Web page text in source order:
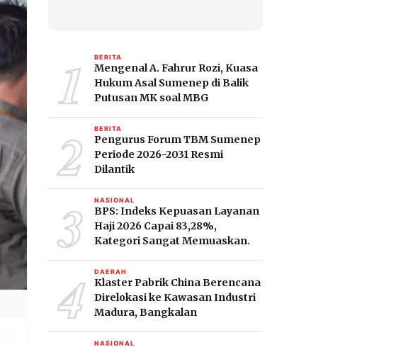
1 BERITA
Mengenal A. Fahrur Rozi, Kuasa
Hukum Asal Sumenep di Balik
Putusan MK soal MBG
2 BERITA
Pengurus Forum TBM Sumenep
Periode 2026-2031 Resmi
Dilantik
3 NASIONAL
BPS: Indeks Kepuasan Layanan
Haji 2026 Capai 83,28%,
Kategori Sangat Memuaskan.
4 DAERAH
Klaster Pabrik China Berencana
Direlokasi ke Kawasan Industri
Madura, Bangkalan
NASIONAL